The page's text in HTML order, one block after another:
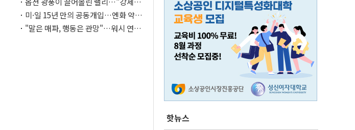
이면에 과열 경고등"
미·일 15년 만의 공동개입…엔화 약세
와의 싸움은 끝나지 않았다
"말은 매파, 행동은 관망"…워시 연준,
핫뉴스